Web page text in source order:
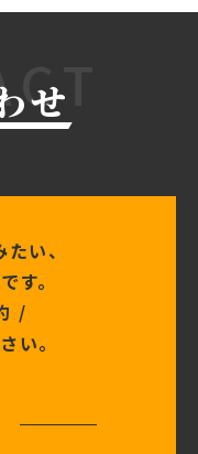
せ
い、
す。
/
い。